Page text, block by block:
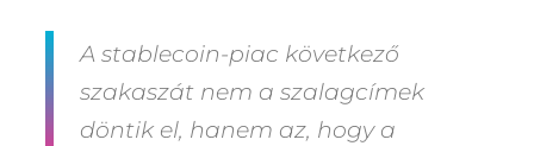
A stablecoin-piac következő
szakaszát nem a szalagcímek
döntik el, hanem az, hogy a